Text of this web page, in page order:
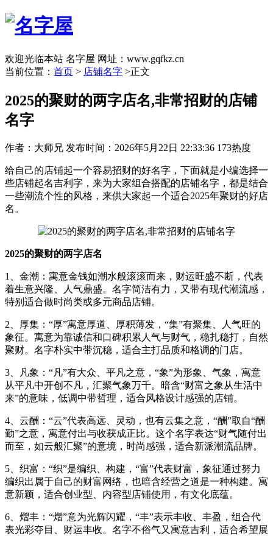
欢迎光临本站 名字屋 网址：www.gqfkz.cn
当前位置： 首页 > 店铺名字 >正文
2025的聚财的两字店名,非常招财的店铺
名字
作者：大师兄 发布时间：2026年5月22日 22:33:36 173热度
给自己的店铺起一个容易招财的好名字，下面就是小编选择一
些店铺起名吉利字，来为大家组合搭配的店铺名字，都是结合
一些潮流个性的风格，来供大家起一个适合2025年聚财的好店
名。
2025的聚财的两字店名
1、金潮：寓意金钱如潮水般滚滚而来，财运旺盛不断，代表
着生意兴隆、人气鼎盛。名字简洁有力，又带有现代潮流感，
特别适合做时尚类或多元商品店铺。
2、厚集：“厚”寓意厚道、厚积薄发，“集”有聚集、人气旺的
象征。寓意为靠诚信和口碑积累人气与财气，稳扎稳打，自然
聚财。名字朴实中带沉稳，适合主打品质和格调的门店。
3、凡象：“凡”有大众、平凡之意，“象”为形象、气象，寓意
从平凡中开创不凡，汇聚气象万千。暗含“财富之象从生活中
来”的意味，低调中带哲理，适合风格设计感强的店铺。
4、云酬：“云”代表高远、灵动，也有云集之意，“酬”取自“酬
勤”之意，寓意付出与收获成正比。这个名字表达“财气随付出
而至，如云般汇聚”的意境，时尚感强，适合新派潮流品牌。
5、织富：“织”是编织、构建，“富”代表财富，象征通过努力
编织出属于自己的财富网络，也暗含经营之道是一种构建。寓
意新颖，适合创业型、内容型店铺使用，有文化底蕴。
6、熠丰：“熠”意为光辉闪耀，“丰”表示丰收、丰盈，组合代
表光彩夺目、财运丰收。名字不俗气又寓意吉利，适合希望展